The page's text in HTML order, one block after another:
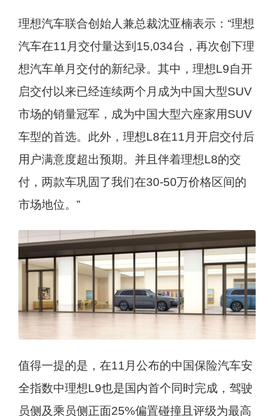
理想汽车联合创始人兼总裁沈亚楠表示：“理想
汽车在11月交付量达到15,034台，再次创下理
想汽车单月交付的新纪录。其中，理想L9自开
启交付以来已经连续两个月成为中国大型SUV
市场的销量冠军，成为中国大型六座家用SUV
车型的首选。此外，理想L8在11月开启交付后
用户满意度超出预期。并且伴着理想L8的交
付，两款车巩固了我们在30-50万价格区间的
市场地位。”
值得一提的是，在11月公布的中国保险汽车安
全指数中理想L9也是国内首个同时完成，驾驶
员侧及乘员侧正面25%偏置碰撞且评级为最高